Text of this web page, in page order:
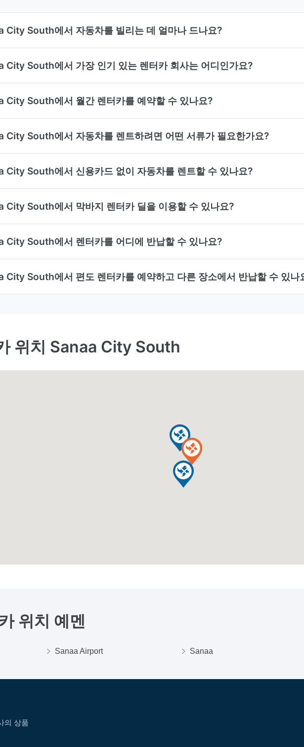
City South에서 자동차를 빌리는 데 얼마나 드나요?
City South에서 가장 인기 있는 렌터카 회사는 어디인가요?
City South에서 월간 렌터카를 예약할 수 있나요?
City South에서 자동차를 렌트하려면 어떤 서류가 필요한가요?
City South에서 신용카드 없이 자동차를 렌트할 수 있나요?
City South에서 막바지 렌터카 딜을 이용할 수 있나요?
City South에서 렌터카를 어디에 반납할 수 있나요?
City South에서 편도 렌터카를 예약하고 다른 장소에서 반납할 수 있나
위치 Sanaa City South
위치 예멘
Sanaa Airport Sanaa
의 상품